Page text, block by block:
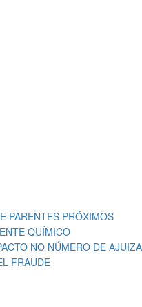
PARENTES PRÓXIMOS
QUÍMICO
NO NÚMERO DE
FRAUDE